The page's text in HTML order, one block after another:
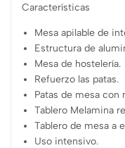
Características
Mesa apilable de
Estructura de
Mesa de hostelería.
Refuerzo las patas.
Patas de mesa con
Tablero Melamina
Tablero de mesa a
Uso intensivo.